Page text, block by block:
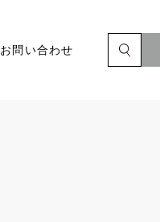
お問い合わせ